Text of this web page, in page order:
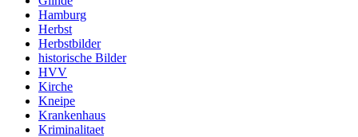
Hamburg
Herbst
Herbstbilder
historische Bilder
HVV
Kirche
Kneipe
Krankenhaus
Kriminalitaet